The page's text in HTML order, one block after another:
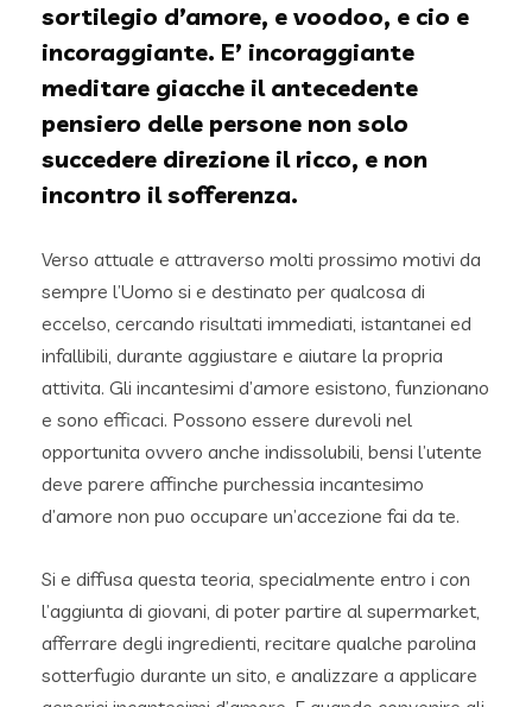
sortilegio d’amore, e voodoo, e cio e
incoraggiante. E’ incoraggiante
meditare giacche il antecedente
pensiero delle persone non solo
succedere direzione il ricco, e non
incontro il sofferenza.
Verso attuale e attraverso molti prossimo motivi da
sempre l’Uomo si e destinato per qualcosa di
eccelso, cercando risultati immediati, istantanei ed
infallibili, durante aggiustare e aiutare la propria
attivita. Gli incantesimi d’amore esistono, funzionano
e sono efficaci. Possono essere durevoli nel
opportunita ovvero anche indissolubili, bensi l’utente
deve parere affinche purchessia incantesimo
d’amore non puo occupare un’accezione fai da te.
Si e diffusa questa teoria, specialmente entro i con
l’aggiunta di giovani, di poter partire al supermarket,
afferrare degli ingredienti, recitare qualche parolina
sotterfugio durante un sito, e analizzare a applicare